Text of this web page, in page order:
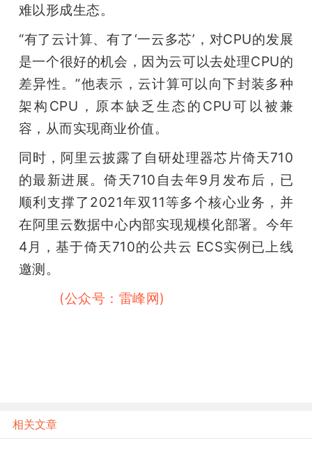
中
心
GAIR
专
爱
难以形成生态。
“有了云计算、有了‘一云多芯’，对CPU的发展
是一个很好的机会，因为云可以去处理CPU的
差异性。”他表示，云计算可以向下封装多种
架构CPU，原本缺乏生态的CPU可以被兼
容，从而实现商业价值。
同时，阿里云披露了自研处理器芯片倚天710
的最新进展。倚天710自去年9月发布后，已
顺利支撑了2021年双11等多个核心业务，并
在阿里云数据中心内部实现规模化部署。今年
4月，基于倚天710的公共云 ECS实例已上线
邀测。
(公众号：雷峰网)
相关文章